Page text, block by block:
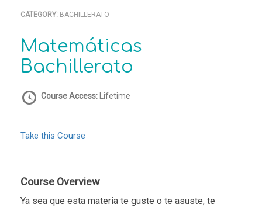
CATEGORY: BACHILLERATO
Matemáticas
Bachillerato
Course Access:Lifetime
Take this Course
Course Overview
Ya sea que esta materia te guste o te asuste, te